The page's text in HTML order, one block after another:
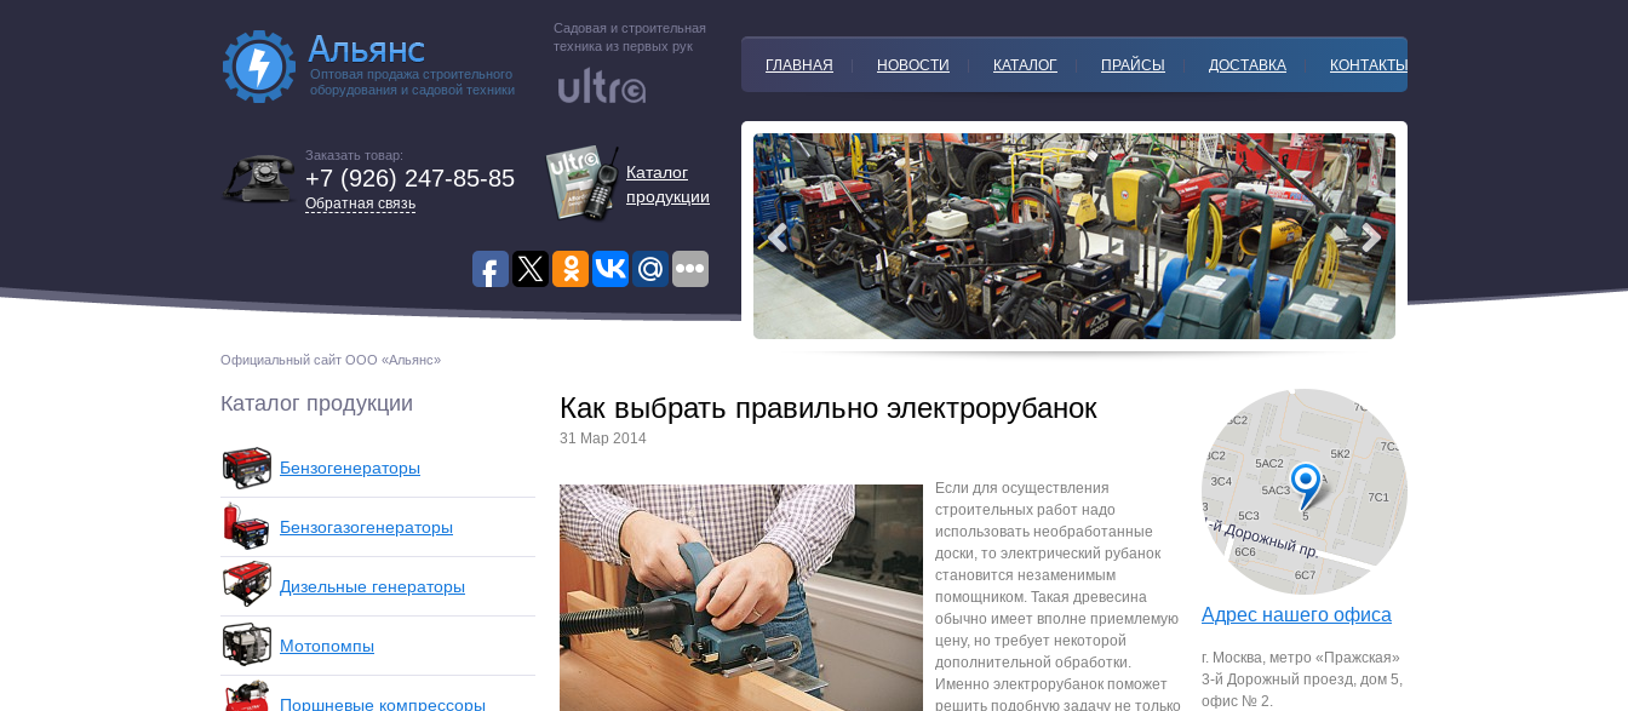
Оптовая продажа строительного
оборудования и садовой техники
Садовая и строительная
техника из первых рук
Заказать товар:
+7 (926) 247-85-85
Обратная связь
Каталог
продукции
Официальный сайт ООО «Альянс»
ГЛАВНАЯ НОВОСТИ КАТАЛОГ ПРАЙСЫ ДОСТАВКА КОНТАКТЫ
Каталог продукции
Бензогенераторы
Бензогазогенераторы
Дизельные генераторы
Мотопомпы
Поршневые компрессоры
Как выбрать правильно электрорубанок
31 Мар 2014
Если для осуществления
строительных работ надо
использовать необработанные
доски, то электрический рубанок
становится незаменимым
помощником. Такая древесина
обычно имеет вполне приемлемую
цену, но требует некоторой
дополнительной обработки.
Именно электрорубанок поможет
решить подобную задачу не только
Адрес нашего офиса
г. Москва, метро «Пражская»
3-й Дорожный проезд, дом 5,
офис № 2.